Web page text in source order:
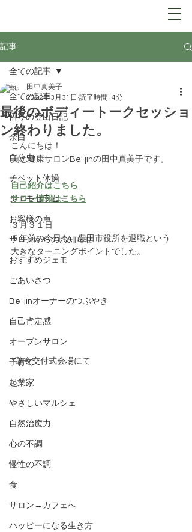
記事
全ての記事
悟りの登山日記
余白
自分史
チベット体操
ジェモセラピー
お客様の声
サロンからのお知らせ
おすすめジェモ
ごあいさつ
Be-jinオーナーのつぶやき
自己肯定感
オープンサロン
子育て
起業家
やさしいマルシェ
自然治癒力
心の不調
慢性の不調
食
サロン→カフェへ
ハッピーになる生き方
全ての記事
最後のボディートークセッショ
ン終わりました。
田中真美子
2022年3月31日 読了時間: 4分
こんにちは！
美と健康サロンBe-jinの田中真美子です。
自己紹介はこちら
サロン情報はこちら
３月３１日
５年前の今日も、豊田市役所を退職という
大きなターニングポイントでした。
↑辞令交付式会場にて